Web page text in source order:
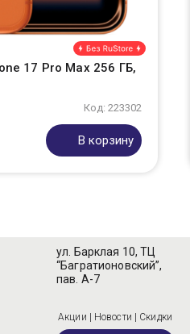
17 Pro Max 256 ГБ,
Код: 223302
В корзину
ул. Барклая 10, ТЦ
“Багратионовский”,
пав. А-7
Акции | Новости | Скидки